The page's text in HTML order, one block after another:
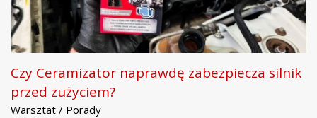
Czy Ceramizator naprawdę zabezpiecza silnik
przed zużyciem?
Warsztat / Porady